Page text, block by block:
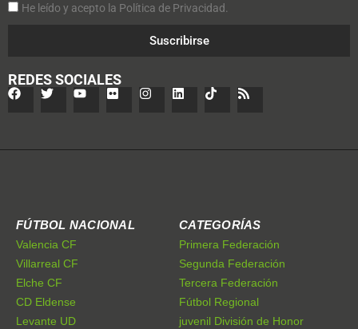
He leído y acepto la Política de Privacidad.
Suscribirse
REDES SOCIALES
FÚTBOL NACIONAL
Valencia CF
Villarreal CF
Elche CF
CD Eldense
Levante UD
CATEGORÍAS
Primera Federación
Segunda Federación
Tercera Federación
Fútbol Regional
juvenil División de Honor